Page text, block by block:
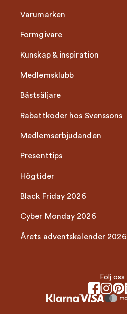
Varumärken
Formgivare
Kunskap & inspiration
Medlemsklubb
Bästsäljare
Rabattkoder hos Svenssons
Medlemserbjudanden
Presenttips
Högtider
Black Friday 2026
Cyber Monday 2026
Årets adventskalender 2026
Följ oss